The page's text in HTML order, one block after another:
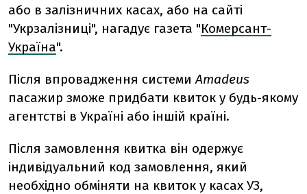
або в залізничних касах, або на сайті
"Укрзалізниці", нагадує газета "Комерсант-
Україна".
Після впровадження системиAmadeus
пасажир зможе придбати квиток у будь-якому
агентстві в Україні або іншій країні.
Після замовлення квитка він одержує
індивідуальний код замовлення, який
необхідно обміняти на квиток у касах УЗ,